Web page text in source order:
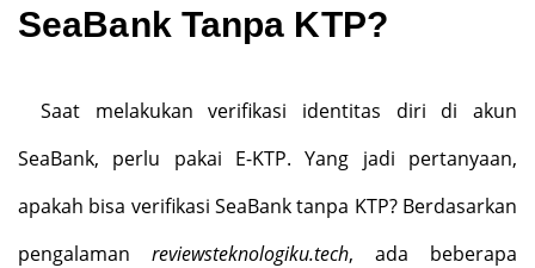
SeaBank Tanpa KTP?
Saat melakukan verifikasi identitas diri di akun
SeaBank, perlu pakai E-KTP. Yang jadi pertanyaan,
apakah bisa verifikasi SeaBank tanpa KTP? Berdasarkan
pengalaman reviewsteknologiku.tech, ada beberapa